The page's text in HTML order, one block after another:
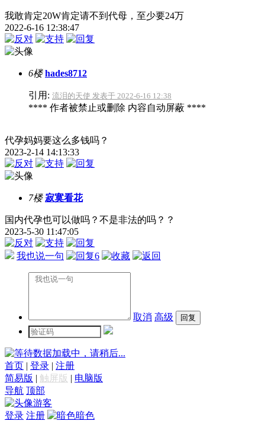
我敢肯定20W肯定请不到代母，至少要24万
2022-6-16 12:38:47
6楼 hades8712
引用: 流泪的天使 发表于 2022-6-16 12:38
**** 作者被禁止或删除 内容自动屏蔽 ****
代孕妈妈要这么多钱吗？
2023-2-14 14:13:33
7楼 寂寞看花
国内代孕也可以做吗？不是非法的吗？？
2023-5-30 11:47:05
我也说一句 6
取消 高级
数据加载中，请稍后...
首页 | 登录 | 注册
简易版 | 触屏版 | 电脑版
导航 顶部
游客
登录 注册 暗色